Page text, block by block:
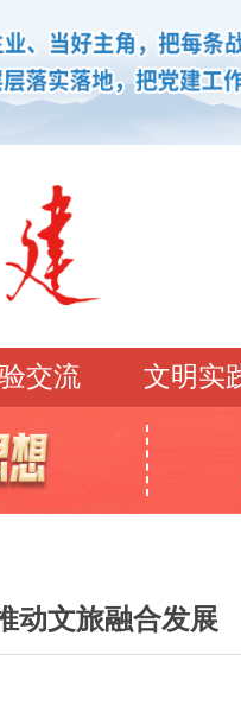
交流 文明实
党建论坛
经典常读
动文旅融合发展